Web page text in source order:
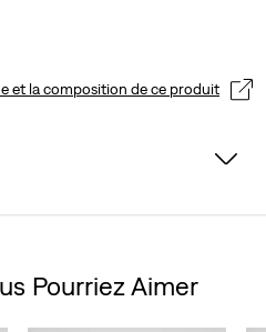
et la composition de ce produit
Pourriez Aimer